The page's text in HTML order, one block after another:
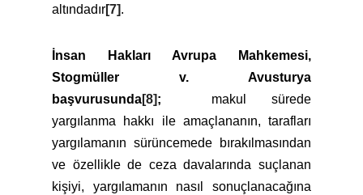
altındadır[7].
İnsan Hakları Avrupa Mahkemesi,
Stogmüller v. Avusturya
başvurusunda[8]; makul sürede
yargılanma hakkı ile amaçlananın, tarafları
yargılamanın sürüncemede bırakılmasından
ve özellikle de ceza davalarında suçlanan
kişiyi, yargılamanın nasıl sonuçlanacağına